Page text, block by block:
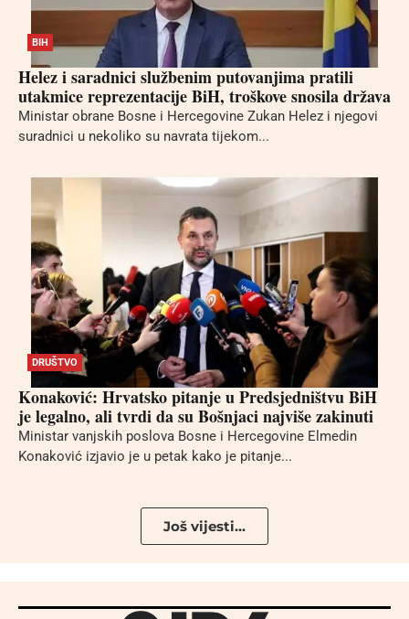
BIH
Helez i saradnici službenim putovanjima pratili
utakmice reprezentacije BiH, troškove snosila država
Ministar obrane Bosne i Hercegovine Zukan Helez i njegovi
suradnici u nekoliko su navrata tijekom...
DRUŠTVO
Konaković: Hrvatsko pitanje u Predsjedništvu BiH
je legalno, ali tvrdi da su Bošnjaci najviše zakinuti
Ministar vanjskih poslova Bosne i Hercegovine Elmedin
Konaković izjavio je u petak kako je pitanje...
Još vijesti...